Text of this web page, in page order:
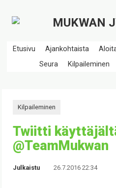
Etusivu Ajankohtaista
Seura
Kilpaileminen
Kilpaileminen
Twiitti
@TeamMukwan
Julkaistu 26.7.2016 22:34